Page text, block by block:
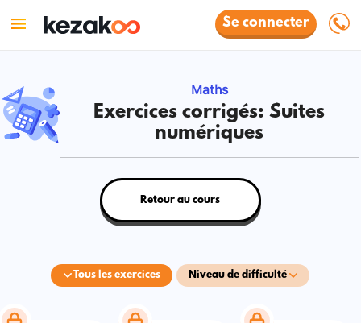
Se connecter
Maths
Exercices corrigés: Suites
numériques
Tous les exercices Niveau de difficulté
Retour au cours